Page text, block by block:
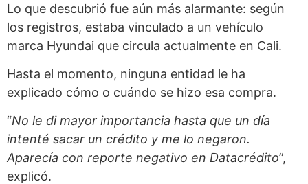
Lo que descubrió fue aún más alarmante: según
los registros, estaba vinculado a un vehículo
marca Hyundai que circula actualmente en Cali.
Hasta el momento, ninguna entidad le ha
explicado cómo o cuándo se hizo esa compra.
“No le di mayor importancia hasta que un día
intenté sacar un crédito y me lo negaron.
Aparecía con reporte negativo en Datacrédito”,
explicó.